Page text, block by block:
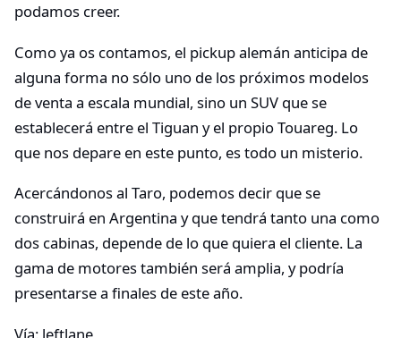
podamos creer.
Como ya os contamos, el pickup alemán anticipa de
alguna forma no sólo uno de los próximos modelos
de venta a escala mundial, sino un SUV que se
establecerá entre el Tiguan y el propio Touareg. Lo
que nos depare en este punto, es todo un misterio.
Acercándonos al Taro, podemos decir que se
construirá en Argentina y que tendrá tanto una como
dos cabinas, depende de lo que quiera el cliente. La
gama de motores también será amplia, y podría
presentarse a finales de este año.
Vía: leftlane